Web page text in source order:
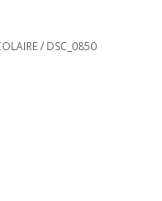
/ DSC_0850